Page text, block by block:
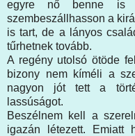
egyre nő benne
szembeszállhasson a
is tart, de a lányos
tűrhetnek tovább.
A regény utolsó ötöde
bizony nem kíméli a
nagyon jót tett a
lassúságot.
Beszélnem kell a
igazán létezett. Emiatt